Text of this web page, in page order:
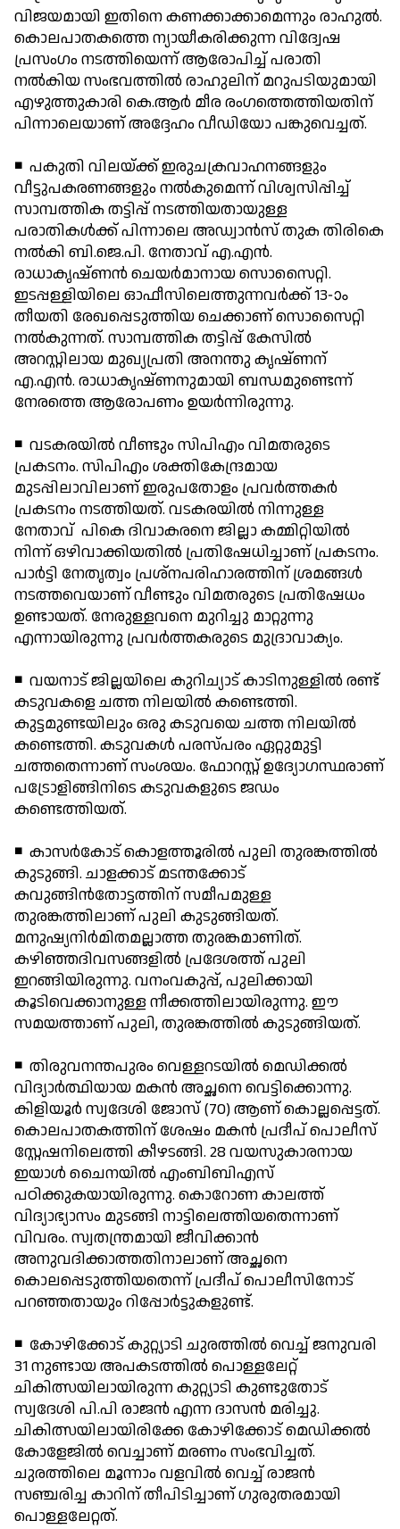
വിജയമായി ഇതിനെ കണക്കാക്കാമെന്നും രാഹുല്‍.
കൊലപാതകത്തെ ന്യായീകരിക്കുന്ന വിദ്വേഷ
പ്രസംഗം നടത്തിയെന്ന് ആരോപിച്ച് പരാതി
നല്‍കിയ സംഭവത്തില്‍ രാഹുലിന് മറുപടിയുമായി
എഴുത്തുകാരി കെ.ആര്‍ മീര രംഗത്തെത്തിയതിന്
പിന്നാലെയാണ് അദ്ദേഹം വീഡിയോ പങ്കുവെച്ചത്.
◾ പകുതി വിലയ്ക്ക് ഇരുചക്രവാഹനങ്ങളും
വീട്ടുപകരണങ്ങളും നല്‍കുമെന്ന് വിശ്വസിപ്പിച്ച്
സാമ്പത്തിക തട്ടിപ്പ് നടത്തിയതായുള്ള
പരാതികള്‍ക്ക് പിന്നാലെ അഡ്വാന്‍സ് തുക തിരികെ
നല്‍കി ബി.ജെ.പി. നേതാവ് എ.എന്‍.
രാധാകൃഷ്ണന്‍ ചെയര്‍മാനായ സൊസൈറ്റി.
ഇടപ്പള്ളിയിലെ ഓഫീസിലെത്തുന്നവര്‍ക്ക് 13-ാം
തീയതി രേഖപ്പെടുത്തിയ ചെക്കാണ് സൊസൈറ്റി
നല്‍കുന്നത്. സാമ്പത്തിക തട്ടിപ്പ് കേസില്‍
അറസ്റ്റിലായ മുഖ്യപ്രതി അനന്തു കൃഷ്ണന്
എ.എന്‍. രാധാകൃഷ്ണനുമായി ബന്ധമുണ്ടെന്ന്
നേരത്തെ ആരോപണം ഉയര്‍ന്നിരുന്നു.
◾ വടകരയില്‍ വീണ്ടും സിപിഎം വിമതരുടെ
പ്രകടനം. സിപിഎം ശക്തികേന്ദ്രമായ
മുടപ്പിലാവിലാണ് ഇരുപതോളം പ്രവര്‍ത്തകര്‍
പ്രകടനം നടത്തിയത്. വടകരയില്‍ നിന്നുള്ള
നേതാവ് പികെ ദിവാകരനെ ജില്ലാ കമ്മിറ്റിയില്‍
നിന്ന് ഒഴിവാക്കിയതില്‍ പ്രതിഷേധിച്ചാണ് പ്രകടനം.
പാര്‍ട്ടി നേതൃത്വം പ്രശ്നപരിഹാരത്തിന് ശ്രമങ്ങള്‍
നടത്തവെയാണ് വീണ്ടും വിമതരുടെ പ്രതിഷേധം
ഉണ്ടായത്. നേരുള്ളവനെ മുറിച്ചു മാറ്റുന്നു
എന്നായിരുന്നു പ്രവര്‍ത്തകരുടെ മുദ്രാവാക്യം.
◾ വയനാട് ജില്ലയിലെ കുറിച്യാട് കാടിനുള്ളില്‍ രണ്ട്
കടുവകളെ ചത്ത നിലയില്‍ കണ്ടെത്തി.
കുട്ടമുണ്ടയിലും ഒരു കടുവയെ ചത്ത നിലയില്‍
കണ്ടെത്തി. കടുവകള്‍ പരസ്പരം ഏറ്റുമുട്ടി
ചത്തതെന്നാണ് സംശയം. ഫോറസ്റ്റ് ഉദ്യോഗസ്ഥരാണ്
പട്രോളിങ്ങിനിടെ കടുവകളുടെ ജഡം
കണ്ടെത്തിയത്.
◾ കാസര്‍കോട് കൊളത്തൂരില്‍ പുലി തുരങ്കത്തില്‍
കുടുങ്ങി. ചാളക്കാട് മടന്തക്കോട്
കവുങ്ങിന്‍തോട്ടത്തിന് സമീപമുള്ള
തുരങ്കത്തിലാണ് പുലി കുടുങ്ങിയത്.
മനുഷ്യനിര്‍മിതമല്ലാത്ത തുരങ്കമാണിത്.
കഴിഞ്ഞദിവസങ്ങളില്‍ പ്രദേശത്ത് പുലി
ഇറങ്ങിയിരുന്നു. വനംവകുപ്പ്, പുലിക്കായി
കൂടിവെക്കാനുള്ള നീക്കത്തിലായിരുന്നു. ഈ
സമയത്താണ് പുലി, തുരങ്കത്തില്‍ കുടുങ്ങിയത്.
◾ തിരുവനന്തപുരം വെള്ളറടയില്‍ മെഡിക്കല്‍
വിദ്യാര്‍ത്ഥിയായ മകന്‍ അച്ഛനെ വെട്ടിക്കൊന്നു.
കിളിയൂര്‍ സ്വദേശി ജോസ് (70) ആണ് കൊല്ലപ്പെട്ടത്.
കൊലപാതകത്തിന് ശേഷം മകന്‍ പ്രദീപ് പൊലീസ്
സ്റ്റേഷനിലെത്തി കീഴടങ്ങി. 28 വയസുകാരനായ
ഇയാള്‍ ചൈനയില്‍ എംബിബിഎസ്
പഠിക്കുകയായിരുന്നു. കൊറോണ കാലത്ത്
വിദ്യാഭ്യാസം മുടങ്ങി നാട്ടിലെത്തിയതെന്നാണ്
വിവരം. സ്വതന്ത്രമായി ജീവിക്കാന്‍
അനുവദിക്കാത്തതിനാലാണ് അച്ഛനെ
കൊലപ്പെടുത്തിയതെന്ന് പ്രദീപ് പൊലീസിനോട്
പറഞ്ഞതായും റിപ്പോര്‍ട്ടുകളുണ്ട്.
◾ കോഴിക്കോട് കുറ്റ്യാടി ചുരത്തില്‍ വെച്ച് ജനുവരി
31 നുണ്ടായ അപകടത്തില്‍ പൊള്ളലേറ്റ്
ചികിത്സയിലായിരുന്ന കുറ്റ്യാടി കുണ്ടുതോട്
സ്വദേശി പി.പി രാജന്‍ എന്ന ദാസന്‍ മരിച്ചു.
ചികിത്സയിലായിരിക്കേ കോഴിക്കോട് മെഡിക്കല്‍
കോളേജില്‍ വെച്ചാണ് മരണം സംഭവിച്ചത്.
ചുരത്തിലെ മൂന്നാം വളവില്‍ വെച്ച് രാജന്‍
സഞ്ചരിച്ച കാറിന് തീപിടിച്ചാണ് ഗുരുതരമായി
പൊള്ളലേറ്റത്.